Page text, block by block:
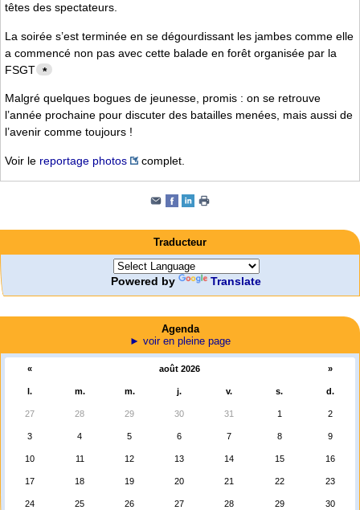
têtes des spectateurs.
La soirée s’est terminée en se dégourdissant les jambes comme elle
a commencé non pas avec cette balade en forêt organisée par la
FSGT *
Malgré quelques bogues de jeunesse, promis : on se retrouve
l’année prochaine pour discuter des batailles menées, mais aussi de
l’avenir comme toujours !
Voir le reportage photos complet.
Traducteur
Powered by Translate
Agenda
► voir en pleine page
« août 2026 »
l. m. m. j. v. s. d.
27 28 29 30 31 1 2
3 4 5 6 7 8 9
10 11 12 13 14 15 16
17 18 19 20 21 22 23
24 25 26 27 28 29 30